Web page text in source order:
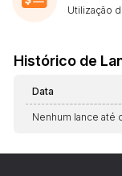
Utilização
Histórico de
Data
Nenhum lance até